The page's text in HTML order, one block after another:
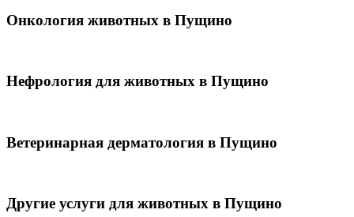
Онкология животных в Пущино
Нефрология для животных в Пущино
Ветеринарная дерматология в Пущино
Другие услуги для животных в Пущино